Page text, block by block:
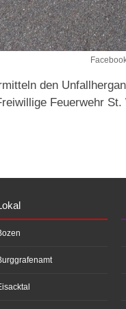
den
Feuerwehr St.